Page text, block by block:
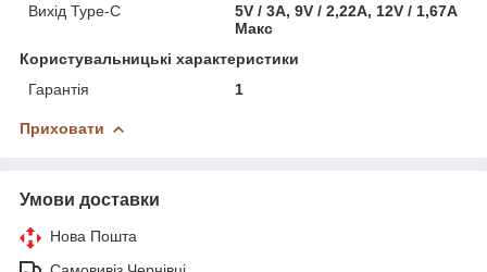
Вихід Type-C
5V / 3А, 9V / 2,22А, 12V / 1,67А
Макс
Користувальницькі характеристики
Гарантія
1
Приховати
Умови доставки
Нова Пошта